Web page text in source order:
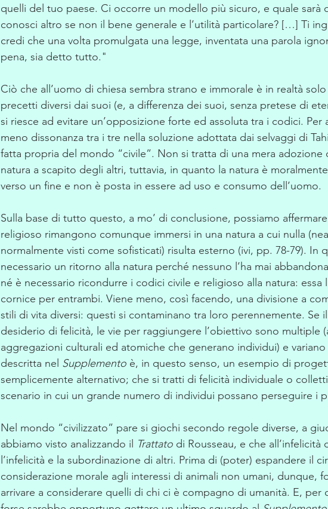
quelli del tuo paese. Ci occorre un modello più sicuro, e quale sarà
conosci altro se non il bene generale e l’utilità particolare? […] Ti
credi che una volta promulgata una legge, inventata una parola
pena, sia detto tutto."
Ciò che all’uomo di chiesa sembra strano e immorale è in realtà
precetti diversi dai suoi (e, a differenza dei suoi, senza pretese di
si riesce ad evitare un’opposizione forte ed assoluta tra i codici. Per
meno dissonanza tra i tre nella soluzione adottata dai selvaggi di
fatta propria del mondo “civile”. Non si tratta di una mera adozione
natura a scapito degli altri, tuttavia, in quanto la natura è
verso un fine e non è posta in essere ad uso e consumo dell’uomo.
Sulla base di tutto questo, a mo’ di conclusione, possiamo
religioso rimangono comunque immersi in una natura a cui nulla
normalmente visti come sofisticati) risulta esterno (ivi, pp. 78-79). In
necessario un ritorno alla natura perché nessuno l’ha mai
né è necessario ricondurre i codici civile e religioso alla natura: essa
cornice per entrambi. Viene meno, così facendo, una divisione a
stili di vita diversi: questi si contaminano tra loro perennemente. Se
desiderio di felicità, le vie per raggiungere l’obiettivo sono multiple
aggregazioni culturali ed atomiche che generano individui) e
descritta nel Supplemento è, in questo senso, un esempio di
semplicemente alternativo; che si tratti di felicità individuale o
scenario in cui un grande numero di individui possano perseguire i
Nel mondo “civilizzato” pare si giochi secondo regole diverse, a
abbiamo visto analizzando il Trattato di Rousseau, e che
l’infelicità e la subordinazione di altri. Prima di (poter) espandere il
considerazione morale agli interessi di animali non umani, dunque,
arrivare a considerare quelli di chi ci è compagno di umanità. E, per